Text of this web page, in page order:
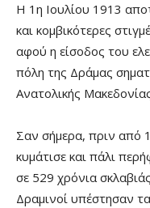
Η 1η Ιουλίου 1913
και κομβικότερες
αφού η είσοδος του
πόλη της Δράμας
Ανατολικής
Σαν σήμερα, πριν από
κυμάτισε και πάλι
σε 529 χρόνια
Δραμινοί υπέστησαν